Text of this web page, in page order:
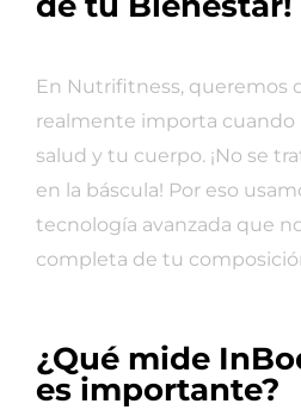
En Nutrifitness, queremos
realmente importa cuando
salud y tu cuerpo. ¡No se
en la báscula! Por eso
tecnología avanzada que
completa de tu
¿Qué mide
es importante?